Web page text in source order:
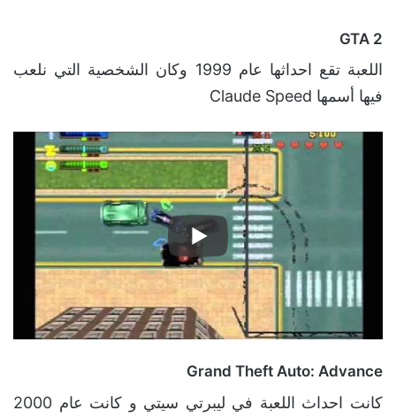
GTA 2
اللعبة تقع احداثها عام 1999 وكان الشخصية التي نلعب
فيها أسمها Claude Speed
Grand Theft Auto: Advance
كانت احداث اللعبة في ليبرتي سيتي و كانت عام 2000